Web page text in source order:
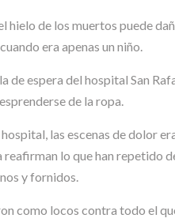
hielo de los muertos puede
era apenas un niño.
de espera del hospital San
de la ropa.
las escenas de dolor
lo que han repetido
y fornidos.
como locos contra todo el